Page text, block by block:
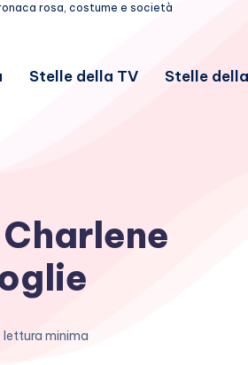
rosa, costume e società
Stelle della TV Stelle
lettura minima